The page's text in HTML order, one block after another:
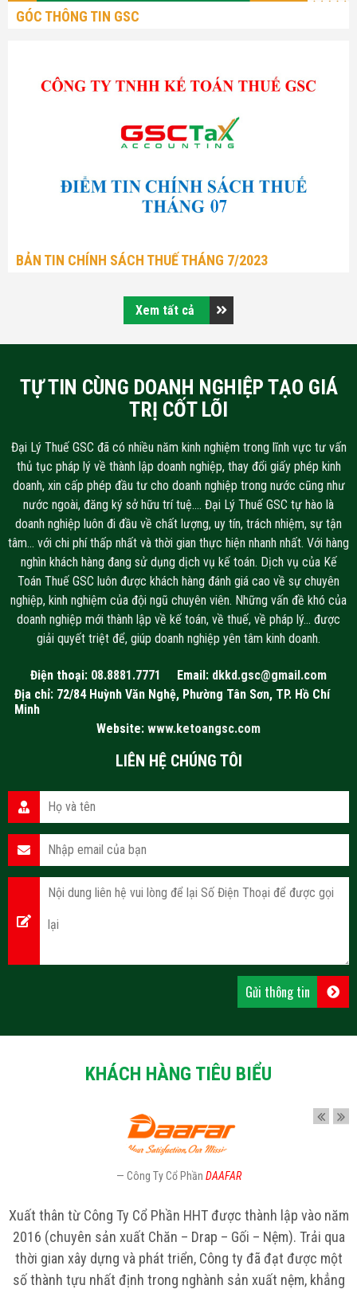
GÓC THÔNG TIN GSC
BẢN TIN CHÍNH SÁCH THUẾ THÁNG 7/2023
Xem tất cả
TỰ TIN CÙNG DOANH NGHIỆP TẠO GIÁ
TRỊ CỐT LÕI
Đại Lý Thuế GSC đã có nhiều năm kinh nghiệm trong lĩnh vực tư vấn
thủ tục pháp lý về thành lập doanh nghiệp, thay đổi giấy phép kinh
doanh, xin cấp phép đầu tư cho doanh nghiệp trong nước cũng như
nước ngoài, đăng ký sở hữu trí tuệ…. Đại Lý Thuế GSC tự hào là
doanh nghiệp luôn đi đầu về chất lượng, uy tín, trách nhiệm, sự tận
tâm… với chi phí thấp nhất và thời gian thực hiện nhanh nhất. Với hàng
nghìn khách hàng đang sử dụng dịch vụ kế toán. Dịch vụ của Kế
Toán Thuế GSC luôn được khách hàng đánh giá cao về sự chuyên
nghiệp, kinh nghiệm của đội ngũ chuyên viên. Những vấn đề khó của
doanh nghiệp mới thành lập về kế toán, về thuế, về pháp lý… được
giải quyết triệt để, giúp doanh nghiệp yên tâm kinh doanh.
Điện thoại: 08.8881.7771 Email: dkkd.gsc@gmail.com
Địa chỉ: 72/84 Huỳnh Văn Nghệ, Phường Tân Sơn, TP. Hồ Chí
Minh
Website: www.ketoangsc.com
LIÊN HỆ CHÚNG TÔI
KHÁCH HÀNG TIÊU BIỂU
năm
qua
một
Công Ty TNHH Dịch Vụ Giải TríNN
RECORD